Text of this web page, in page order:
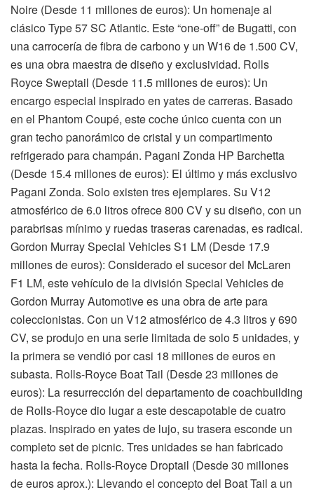
Noire (Desde 11 millones de euros): Un homenaje al
clásico Type 57 SC Atlantic. Este “one-off” de Bugatti, con
una carrocería de fibra de carbono y un W16 de 1.500 CV,
es una obra maestra de diseño y exclusividad. Rolls
Royce Sweptail (Desde 11.5 millones de euros): Un
encargo especial inspirado en yates de carreras. Basado
en el Phantom Coupé, este coche único cuenta con un
gran techo panorámico de cristal y un compartimento
refrigerado para champán. Pagani Zonda HP Barchetta
(Desde 15.4 millones de euros): El último y más exclusivo
Pagani Zonda. Solo existen tres ejemplares. Su V12
atmosférico de 6.0 litros ofrece 800 CV y su diseño, con un
parabrisas mínimo y ruedas traseras carenadas, es radical.
Gordon Murray Special Vehicles S1 LM (Desde 17.9
millones de euros): Considerado el sucesor del McLaren
F1 LM, este vehículo de la división Special Vehicles de
Gordon Murray Automotive es una obra de arte para
coleccionistas. Con un V12 atmosférico de 4.3 litros y 690
CV, se produjo en una serie limitada de solo 5 unidades, y
la primera se vendió por casi 18 millones de euros en
subasta. Rolls-Royce Boat Tail (Desde 23 millones de
euros): La resurrección del departamento de coachbuilding
de Rolls-Royce dio lugar a este descapotable de cuatro
plazas. Inspirado en yates de lujo, su trasera esconde un
completo set de picnic. Tres unidades se han fabricado
hasta la fecha. Rolls-Royce Droptail (Desde 30 millones
de euros aprox.): Llevando el concepto del Boat Tail a un